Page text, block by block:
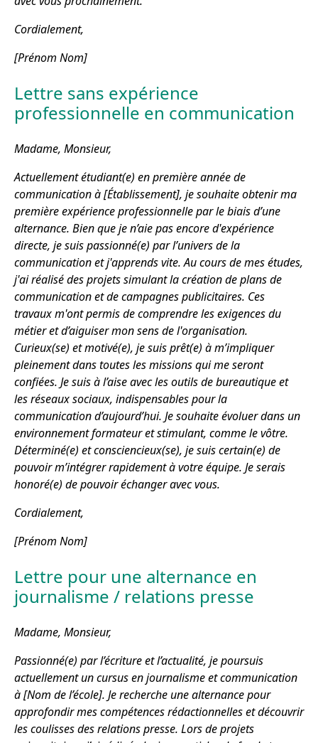
Cordialement,
[Prénom Nom]
Lettre sans expérience
professionnelle en communication
Madame, Monsieur,
Actuellement étudiant(e) en première année de
communication à [Établissement], je souhaite obtenir ma
première expérience professionnelle par le biais d’une
alternance. Bien que je n’aie pas encore d'expérience
directe, je suis passionné(e) par l’univers de la
communication et j'apprends vite. Au cours de mes études,
j'ai réalisé des projets simulant la création de plans de
communication et de campagnes publicitaires. Ces
travaux m'ont permis de comprendre les exigences du
métier et d’aiguiser mon sens de l'organisation.
Curieux(se) et motivé(e), je suis prêt(e) à m’impliquer
pleinement dans toutes les missions qui me seront
confiées. Je suis à l’aise avec les outils de bureautique et
les réseaux sociaux, indispensables pour la
communication d’aujourd’hui. Je souhaite évoluer dans un
environnement formateur et stimulant, comme le vôtre.
Déterminé(e) et consciencieux(se), je suis certain(e) de
pouvoir m’intégrer rapidement à votre équipe. Je serais
honoré(e) de pouvoir échanger avec vous.
Cordialement,
[Prénom Nom]
Lettre pour une alternance en
journalisme / relations presse
Madame, Monsieur,
Passionné(e) par l’écriture et l’actualité, je poursuis
actuellement un cursus en journalisme et communication
à [Nom de l’école]. Je recherche une alternance pour
approfondir mes compétences rédactionnelles et découvrir
les coulisses des relations presse. Lors de projets